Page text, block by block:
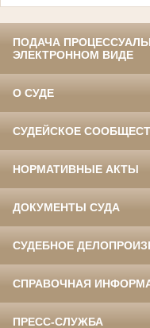
ПОДАЧА
ЭЛЕКТРОННОМ ВИДЕ
О СУДЕ
СУДЕЙСКОЕ
НОРМАТИВНЫЕ АКТЫ
ДОКУМЕНТЫ СУДА
СУДЕБНОЕ
СПРАВОЧНАЯ
ПРЕСС-СЛУЖБА